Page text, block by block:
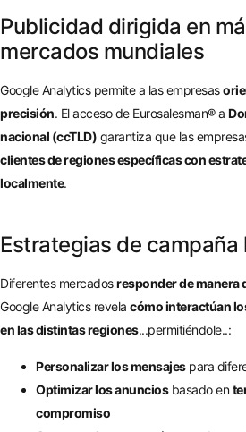
Publicidad dirigida en
mercados mundiales
Google Analytics permite a las empresas
precisión. El acceso de Eurosalesman® a
nacional (ccTLD) garantiza que las
clientes de regiones específicas con
localmente.
Estrategias de campaña
Diferentes mercadosresponder de manera
Google Analytics revela cómo interactúan
en las distintas regiones...permitiéndole..:
Personalizar los mensajespara
Optimizar los anunciosbasado en
compromiso